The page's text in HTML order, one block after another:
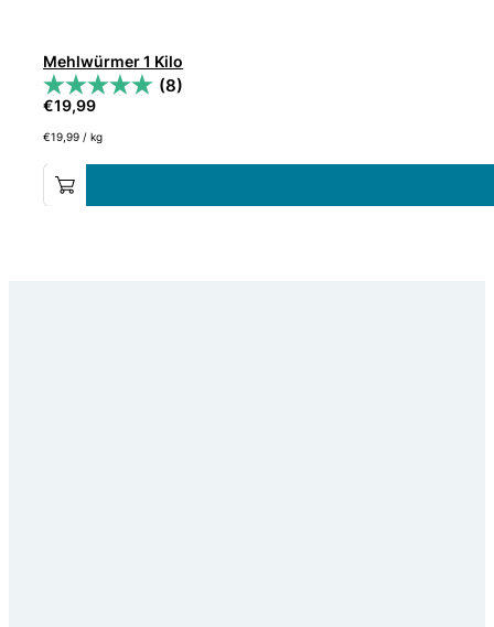
Mehlwürmer 1 Kilo
(8)
€19,99
€19,99 /kg